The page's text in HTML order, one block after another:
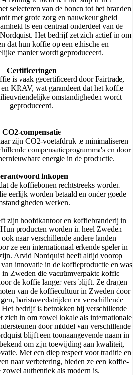
selecteren van de bonen tot het branden
met grote zorg en nauwkeurigheid
is een centraal onderdeel van de
Het bedrijf zet zich actief in om
dat hun koffie op een ethische en
manier wordt geproduceerd.
Certificeringen
is vaak gecertificeerd door Fairtrade,
KRAV, wat garandeert dat het koffie
omstandigheden wordt
geproduceerd.
CO2-compensatie
zijn CO2-voetafdruk te minimaliseren
compensatieprogramma's en door
energie in de productie.
inkopen
de koffiebonen rechtstreeks worden
eerlijk worden betaald en onder goede
werken.
zijn hoofdkantoor en koffiebranderij in
producten worden in heel Zweden
naar verschillende andere landen
ze een internationaal erkende speler in
Arvid Nordquist heeft altijd voorop
innovatie in de koffieproductie en was
in Zweden die vacuümverpakte koffie
de koffie langer vers blijft. Ze dragen
van de koffiecultuur in Zweden door
baristawedstrijden en verschillende
bedrijf is betrokken bij verschillende
zich in om zowel lokale als internationale
door middel van verschillende
blijft een toonaangevende naam in
om zijn toewijding aan kwaliteit,
Met een diep respect voor traditie en
naar verbetering, bieden ze een koffie-
zowel authentiek als modern is.